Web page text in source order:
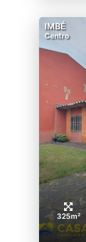
IMBÉ
Centro
325m²